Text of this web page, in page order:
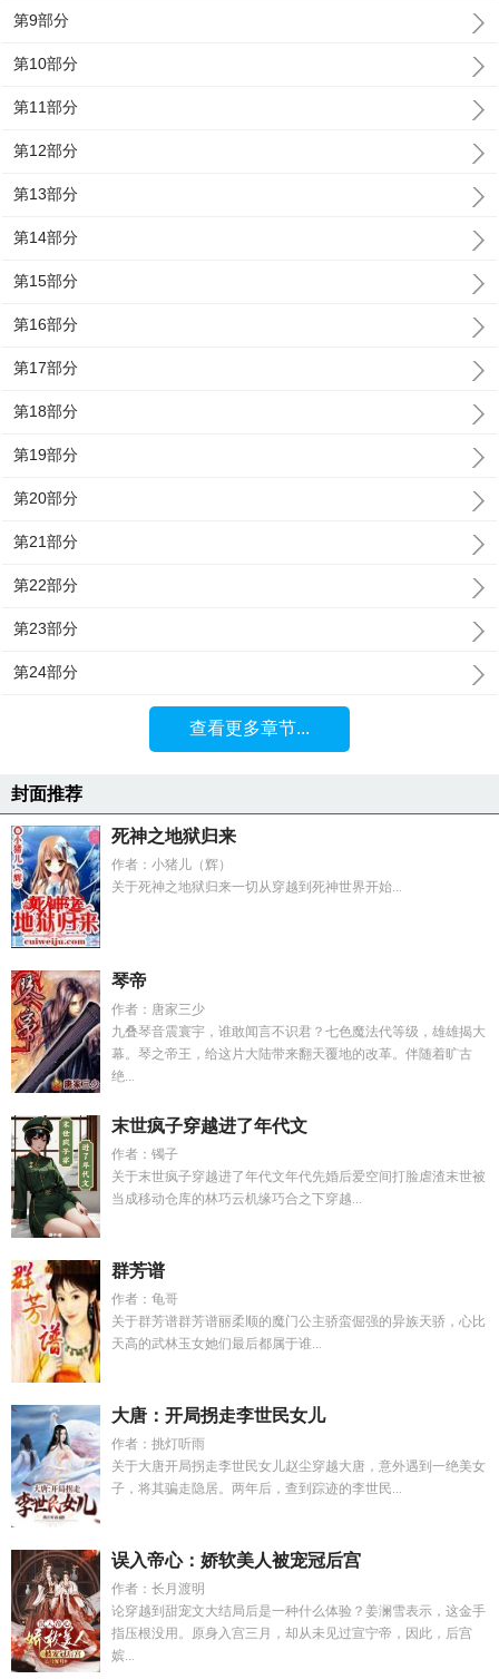
第9部分
第10部分
第11部分
第12部分
第13部分
第14部分
第15部分
第16部分
第17部分
第18部分
第19部分
第20部分
第21部分
第22部分
第23部分
第24部分
查看更多章节...
封面推荐
死神之地狱归来
作者：小猪儿（辉）
关于死神之地狱归来一切从穿越到死神世界开始...
琴帝
作者：唐家三少
九叠琴音震寰宇，谁敢闻言不识君？七色魔法代等级，雄雄揭大
幕。琴之帝王，给这片大陆带来翻天覆地的改革。伴随着旷古
绝...
末世疯子穿越进了年代文
作者：镯子
关于末世疯子穿越进了年代文年代先婚后爱空间打脸虐渣末世被
当成移动仓库的林巧云机缘巧合之下穿越...
群芳谱
作者：龟哥
关于群芳谱群芳谱丽柔顺的魔门公主骄蛮倔强的异族天骄，心比
天高的武林玉女她们最后都属于谁...
大唐：开局拐走李世民女儿
作者：挑灯听雨
关于大唐开局拐走李世民女儿赵尘穿越大唐，意外遇到一绝美女
子，将其骗走隐居。两年后，查到踪迹的李世民...
误入帝心：娇软美人被宠冠后宫
作者：长月渡明
论穿越到甜宠文大结局后是一种什么体验？姜澜雪表示，这金手
指压根没用。原身入宫三月，却从未见过宣宁帝，因此，后宫
嫔...